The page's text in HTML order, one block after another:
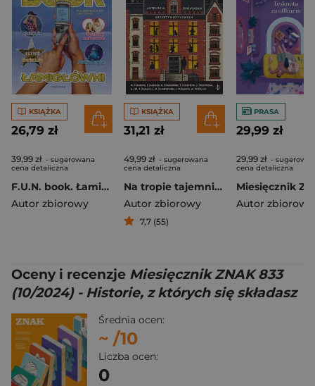
KSIĄŻKA
26,79 zł
39,99 zł - sugerowana
cena detaliczna
F.U.N. book. Łamigłówki
Autor zbiorowy
KSIĄŻKA
31,21 zł
49,99 zł - sugerowana
cena detaliczna
Na tropie tajemnic. Antologia opowiadań detektywistycznych
Autor zbiorowy
7,7 (55)
PRASA
29,99 zł
29,99 zł -
cena detaliczna
Autor zbiorowy
Oceny i recenzje Miesięcznik ZNAK 833
(10/2024) - Historie, z których się składasz
Średnia ocen:
~ /10
Liczba ocen:
0